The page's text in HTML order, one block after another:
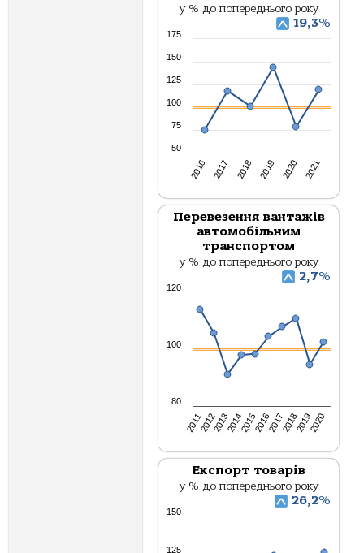
у % до попереднього року
19,3%
2016 2017 2018 2019 2020 2021
50
75
100
125
150
175
Перевезення вантажів
автомобільним
транспортом
у % до попереднього року
2,7%
2011201220132014201520162017201820192020
80
100
120
Експорт товарів
у % до попереднього року
26,2%
125
150